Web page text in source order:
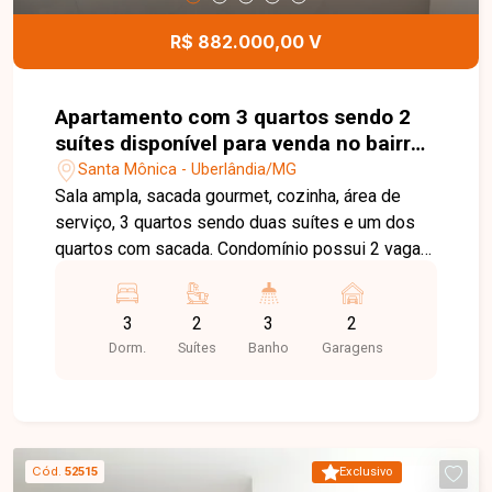
perfeita para quem deseja morar em um imóvel
moderno, bem localizado e com excelentes
visita e venha conhecer de perto todos os
detalhes deste incrível apartamento no bairro
Santa Mônica.
R$ 882.000,00 V
Apartamento com 3 quartos sendo 2
suítes disponível para venda no bairro
Santa Mônica em Uberlândia-MG
Santa Mônica - Uberlândia/MG
Sala ampla, sacada gourmet, cozinha, área de
serviço, 3 quartos sendo duas suítes e um dos
quartos com sacada. Condomínio possui 2 vagas
espera, área kids, academia, salão de festa e
espaço gourmet com churrasqueira.
3
Dorm.
2
Suítes
3
Banho
2
Garagens
Exclusivo
Cód. 52515